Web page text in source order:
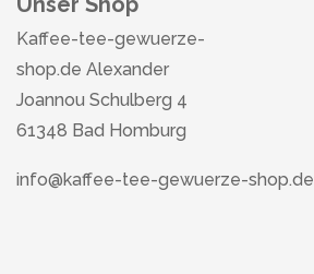
Kaffee-tee-gewuerze-
shop.de Alexander
Joannou Schulberg 4
61348 Bad Homburg
info@kaffee-tee-gewuerze-shop.de